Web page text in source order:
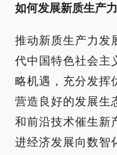
如何发展新质生产力
推动新质生产力发
代中国特色社会主
略机遇，充分发挥
营造良好的发展生
和前沿技术催生新
进经济发展向数智